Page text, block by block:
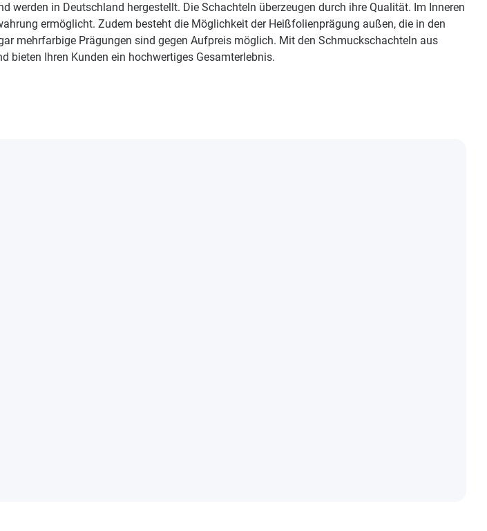
in Deutschland hergestellt. Die Schachteln überzeugen durch ihre Qualität. Im Inneren
ermöglicht. Zudem besteht die Möglichkeit der Heißfolienprägung außen, die in den
mehrfarbige Prägungen sind gegen Aufpreis möglich. Mit den Schmuckschachteln aus
bieten Ihren Kunden ein hochwertiges Gesamterlebnis.